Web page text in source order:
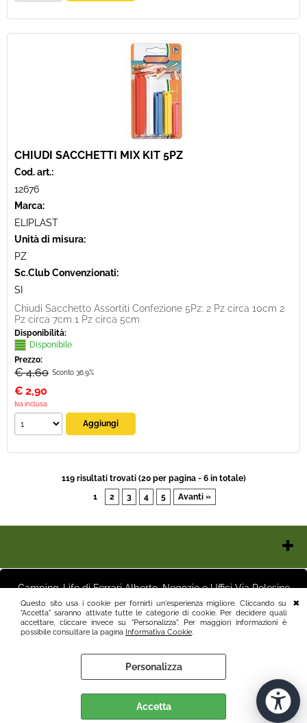
Questo sito usa i cookie per fornirti un'esperienza migliore. Cliccando su
"Accetta" saranno attivate tutte le categorie di cookie. Per decidere quali
accettare, cliccare invece su "Personalizza". Per maggiori informazioni è
possibile consultare la pagina Informativa Cookie.
Personalizza
Accetta
CHIUDI SACCHETTI MIX KIT 5PZ
Cod. art.:
12676
Marca:
ELIPLAST
Unità di misura:
PZ
Sc.Club Convenzionati:
SI
Chiudi Sacchetto Assortiti Confezione 5Pz: 2 Pz circa 10cm 2
Pz circa 7cm 1 Pz circa 5cm
Disponibilità:
Disponibile
Prezzo:
€ 4,60 Sconto 36.9%
€ 2,90
Iva inclusa
119 risultati trovati (20 per pagina - 6 in totale)
1
2 3 4 5 Avanti »
Spedizioni
Recesso e Condizioni
Camping-Life di Ferrari Alberto, Negozio e Uffici Via Polesine
16 25125 Brescia (BS) Magazzino Via Friuli 3 25125 Brescia (BS)
Italia P.I.03411250982 info@camping-life.it tel.3887818400
Informativa Cookie Preferenze cookie